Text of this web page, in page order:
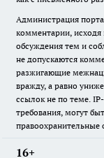
Администрация
комментарии, исходя
обсуждения тем и
не допускаются
разжигающие
вражду, а равно
ссылок не по теме.
требования, могут
правоохранительные
16+